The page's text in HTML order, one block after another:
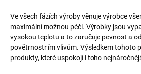
Ve všech fázích výroby věnuje výrobce
maximální možnou péči. Výrobky jsou
vysokou teplotu a to zaručuje pevnost a
povětrnostním vlivům. Výsledkem tohoto
produkty, které uspokojí i toho